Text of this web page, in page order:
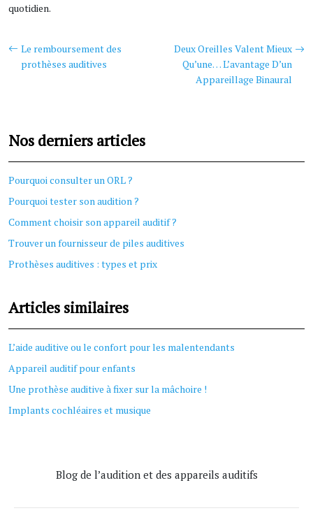
quotidien.
Le remboursement des
prothèses auditives
Deux Oreilles Valent Mieux
Qu’une… L’avantage D’un
Appareillage Binaural
Nos derniers articles
Pourquoi consulter un ORL ?
Pourquoi tester son audition ?
Comment choisir son appareil auditif ?
Trouver un fournisseur de piles auditives
Prothèses auditives : types et prix
Articles similaires
L’aide auditive ou le confort pour les malentendants
Appareil auditif pour enfants
Une prothèse auditive à fixer sur la mâchoire !
Implants cochléaires et musique
Blog de l’audition et des appareils auditifs